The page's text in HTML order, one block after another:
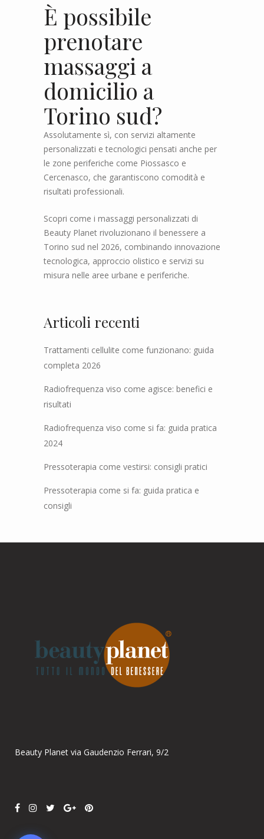
È possibile
prenotare
massaggi a
domicilio a
Torino sud?
Assolutamente sì, con servizi altamente
personalizzati e tecnologici pensati anche per
le zone periferiche come Piossasco e
Cercenasco, che garantiscono comodità e
risultati professionali.
Scopri come i massaggi personalizzati di
Beauty Planet rivoluzionano il benessere a
Torino sud nel 2026, combinando innovazione
tecnologica, approccio olistico e servizi su
misura nelle aree urbane e periferiche.
Articoli recenti
Trattamenti cellulite come funzionano: guida
completa 2026
Radiofrequenza viso come agisce: benefici e
risultati
Radiofrequenza viso come si fa: guida pratica
2024
Pressoterapia come vestirsi: consigli pratici
Pressoterapia come si fa: guida pratica e
consigli
Beauty Planet via Gaudenzio Ferrari, 9/2
Online
Ciao! Come posso aiutarti?